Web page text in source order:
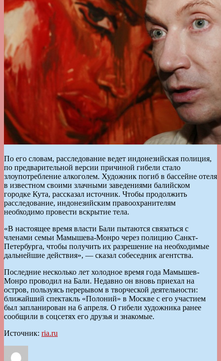
По его словам, расследование ведет индонезийская полиция,
по предварительной версии причиной гибели стало
злоупотребление алкоголем. Художник погиб в бассейне отеля
в известном своими злачными заведениями балийском
городке Кута, рассказал источник. Чтобы продолжить
расследование, индонезийским правоохранителям
необходимо провести вскрытие тела.
«В настоящее время власти Бали пытаются связаться с
членами семьи Мамышева-Монро через полицию Санкт-
Петербурга, чтобы получить их разрешение на необходимые
дальнейшие действия», — сказал собеседник агентства.
Последние несколько лет холодное время года Мамышев-
Монро проводил на Бали. Недавно он вновь приехал на
остров, пользуясь перерывом в творческой деятельности:
ближайший спектакль «Полоний» в Москве с его участием
был запланирован на 6 апреля. О гибели художника ранее
сообщили в соцсетях его друзья и знакомые.
Источник: ria.ru